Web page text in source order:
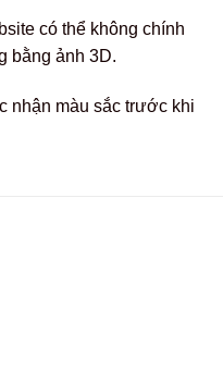
có thể không chính
bằng ảnh 3D.
nhận màu sắc trước khi